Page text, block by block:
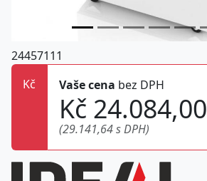
24457111
Kč
Vaše cena bez DPH
Kč 24.084,00
(29.141,64 s DPH)